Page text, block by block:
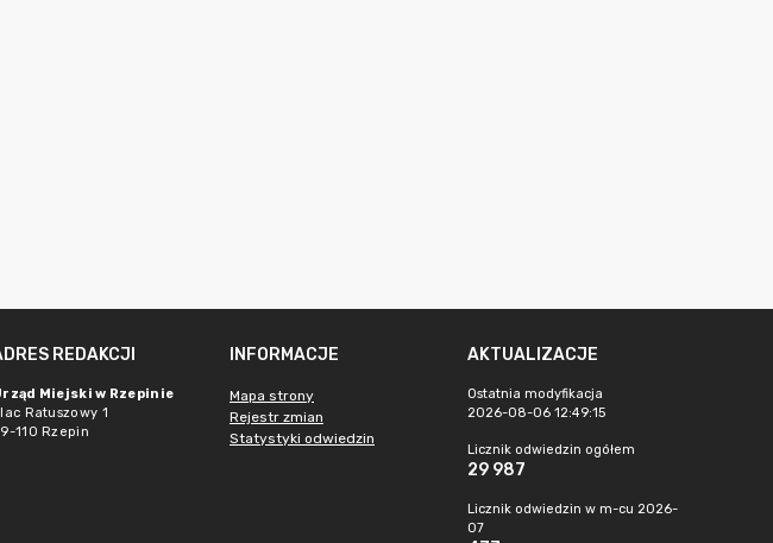
REDAKCJI
Miejski w Rzepinie
Ratuszowy 1
110 Rzepin
INFORMACJE
Mapa strony
Rejestr zmian
Statystyki odwiedzin
AKTUALIZACJE
Ostatnia modyfikacja
2026-08-06 12:49:15
Licznik odwiedzin ogółem
29 987
Licznik odwiedzin w m-cu 2026-
07